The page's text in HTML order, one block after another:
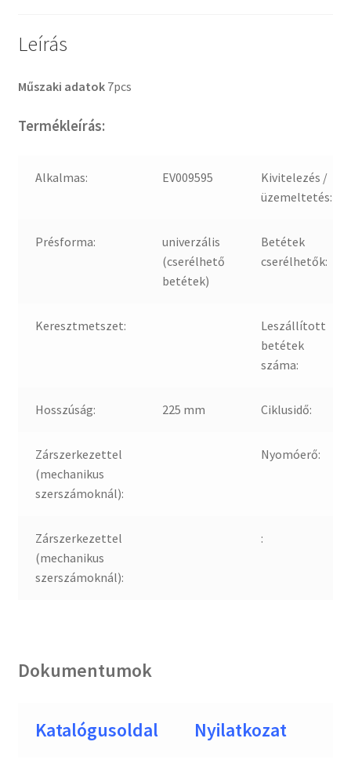
Leírás
Műszaki adatok 7pcs
Termékleírás:
Alkalmas: EV009595
Kivitelezés /
üzemeltetés:
Présforma:
univerzális
(cserélhető
betétek)
Betétek
cserélhetők:
Keresztmetszet:
Leszállított
betétek
száma:
Hosszúság: 225 mm Ciklusidő:
Zárszerkezettel
(mechanikus
szerszámoknál):
Nyomóerő:
Zárszerkezettel
(mechanikus
szerszámoknál):
:
Dokumentumok
Katalógusoldal Nyilatkozat